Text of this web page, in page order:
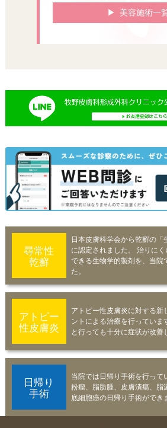
美容施術一
尋常性
乾癬
日本皮膚科学会から乾癬の「
に認定されました。 治りに
できる生物学的製剤を、当院
た。
アトピー
性皮膚炎
アトピー性皮膚炎に対する新
ントによる治療を行っていま
と行っても十分に症状が改善
日帰り
手術
当院では日帰り手術を行って
粉瘤、脂肪腫、皮膚潰瘍、脂
底細胞癌の日帰り手術ができ